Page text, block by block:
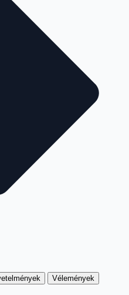
Vélemények